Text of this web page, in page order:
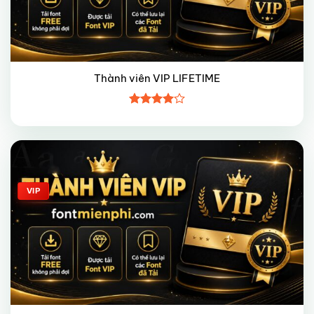
Thành viên VIP LIFETIME
xếp hạng
Giảm giá!
VIP